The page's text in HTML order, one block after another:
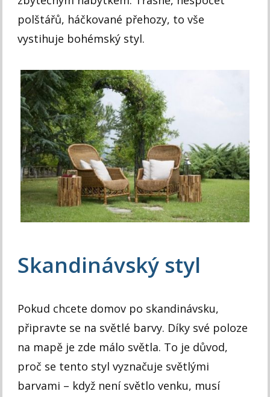
polštářů, háčkované přehozy, to vše
vystihuje bohémský styl.
Skandinávský styl
Pokud chcete domov po skandinávsku,
připravte se na světlé barvy. Díky své poloze
na mapě je zde málo světla. To je důvod,
proč se tento styl vyznačuje světlými
barvami – když není světlo venku, musí